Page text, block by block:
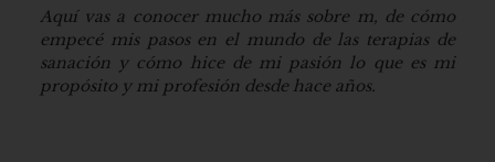
Aquí vas a conocer mucho más sobre m, de cómo
empecé mis pasos en el mundo de las terapias de
sanación y cómo hice de mi pasión lo que es mi
propósito y mi profesión desde hace años.